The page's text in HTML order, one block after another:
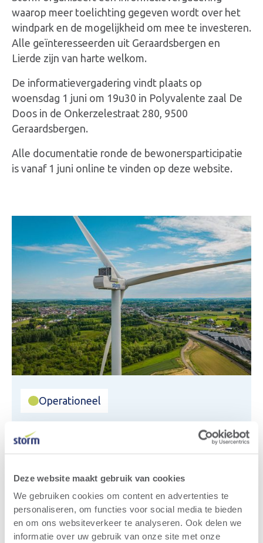
Deze website maakt gebruik van cookies
We gebruiken cookies om content en advertenties te
personaliseren, om functies voor social media te bieden
en om ons websiteverkeer te analyseren. Ook delen we
informatie over uw gebruik van onze site met onze
waarop meer toelichting gegeven wordt over het
windpark en de mogelijkheid om mee te investeren.
Alle geïnteresseerden uit Geraardsbergen en
Lierde zijn van harte welkom.
De informatievergadering vindt plaats op
woensdag 1 juni om 19u30 in Polyvalente zaal De
Doos in de Onkerzelestraat 280, 9500
Geraardsbergen.
Alle documentatie ronde de bewonersparticipatie
is vanaf 1 juni online te vinden op deze website.
Operationeel
Het windpark in
Het Storm-windpark Geraardsbergen bestaat
uit één windturbine en is gelegen ten zuiden
van bedrijventerrein Schendelbeke aan de N42
(provincie Oost-Vlaanderen).